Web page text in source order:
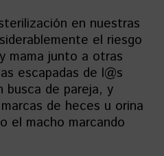
en nuestras
el riesgo
mama junto a otras
escapadas de l@s
busca de pareja, y
de heces u orina
el macho marcando